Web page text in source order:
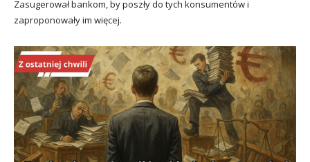
Zasugerował bankom, by poszły do tych konsumentów i
zaproponowały im więcej.